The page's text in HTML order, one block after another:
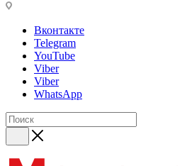
Вконтакте
Telegram
YouTube
Viber
Viber
WhatsApp